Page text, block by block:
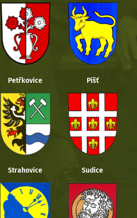
Petřkovice Píšť
Strahovice Sudice